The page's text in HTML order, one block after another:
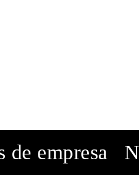
de empresa